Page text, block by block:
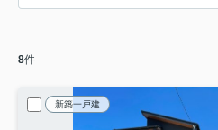
8件
新築一戸建